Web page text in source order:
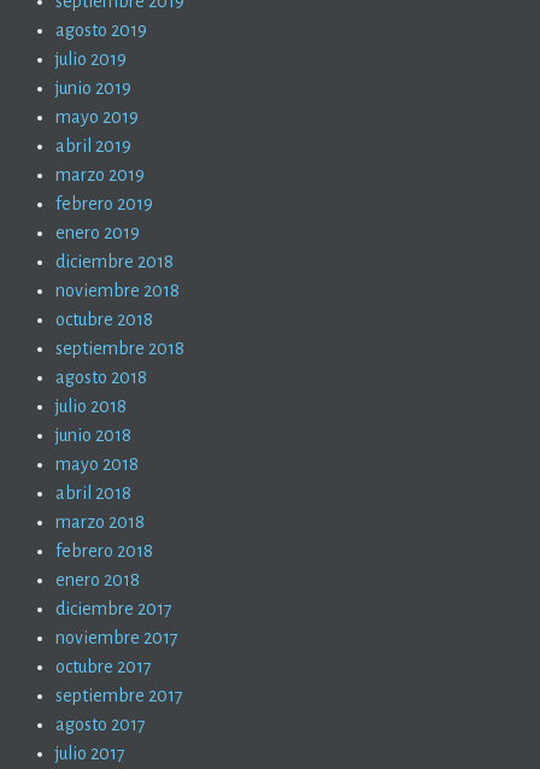
agosto 2019
julio 2019
junio 2019
mayo 2019
abril 2019
marzo 2019
febrero 2019
enero 2019
diciembre 2018
noviembre 2018
octubre 2018
septiembre 2018
agosto 2018
julio 2018
junio 2018
mayo 2018
abril 2018
marzo 2018
febrero 2018
enero 2018
diciembre 2017
noviembre 2017
octubre 2017
septiembre 2017
agosto 2017
julio 2017